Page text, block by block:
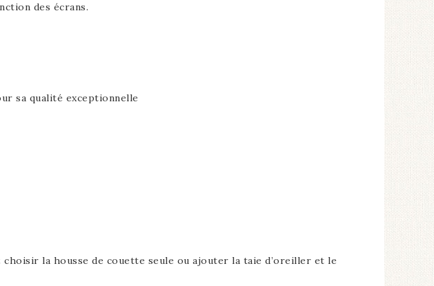
des écrans.
sa qualité exceptionnelle
la housse de couette seule ou ajouter la taie d’oreiller et le